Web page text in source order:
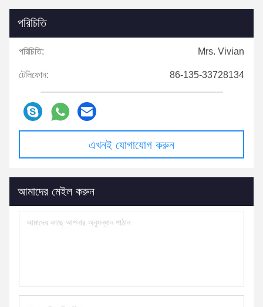
পরিচিতি
পরিচিতি: Mrs. Vivian
টেলিফোন: 86-135-33728134
এখনই যোগাযোগ করুন
আমাদের মেইল করুন